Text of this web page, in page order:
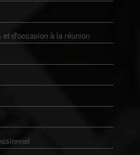
et d'occasion à la réunion